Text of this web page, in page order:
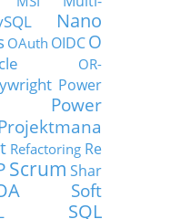
Nano
OAuth OIDCO
OR-
Power
Power
Refactoring Re
Scrum Shar
Soft
SQL